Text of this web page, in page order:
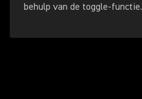
behulp van de toggle-functie.